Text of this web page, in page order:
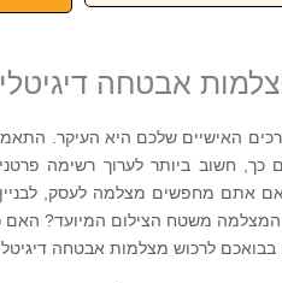
אבטחה
האישיים שלכם היא העיקר.
חשוב ביותר לערוך רשימה
אתם מחפשים מצלמה לעסק,
משטח הצילום המיועד? האם
לרכוש מצלמות אבטחה